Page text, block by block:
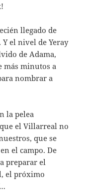
llegado de
Y el nivel de Yeray
de Adama,
más minutos a
nombrar a
la pelea
el Villarreal no
que se
el campo. De
preparar el
el próximo